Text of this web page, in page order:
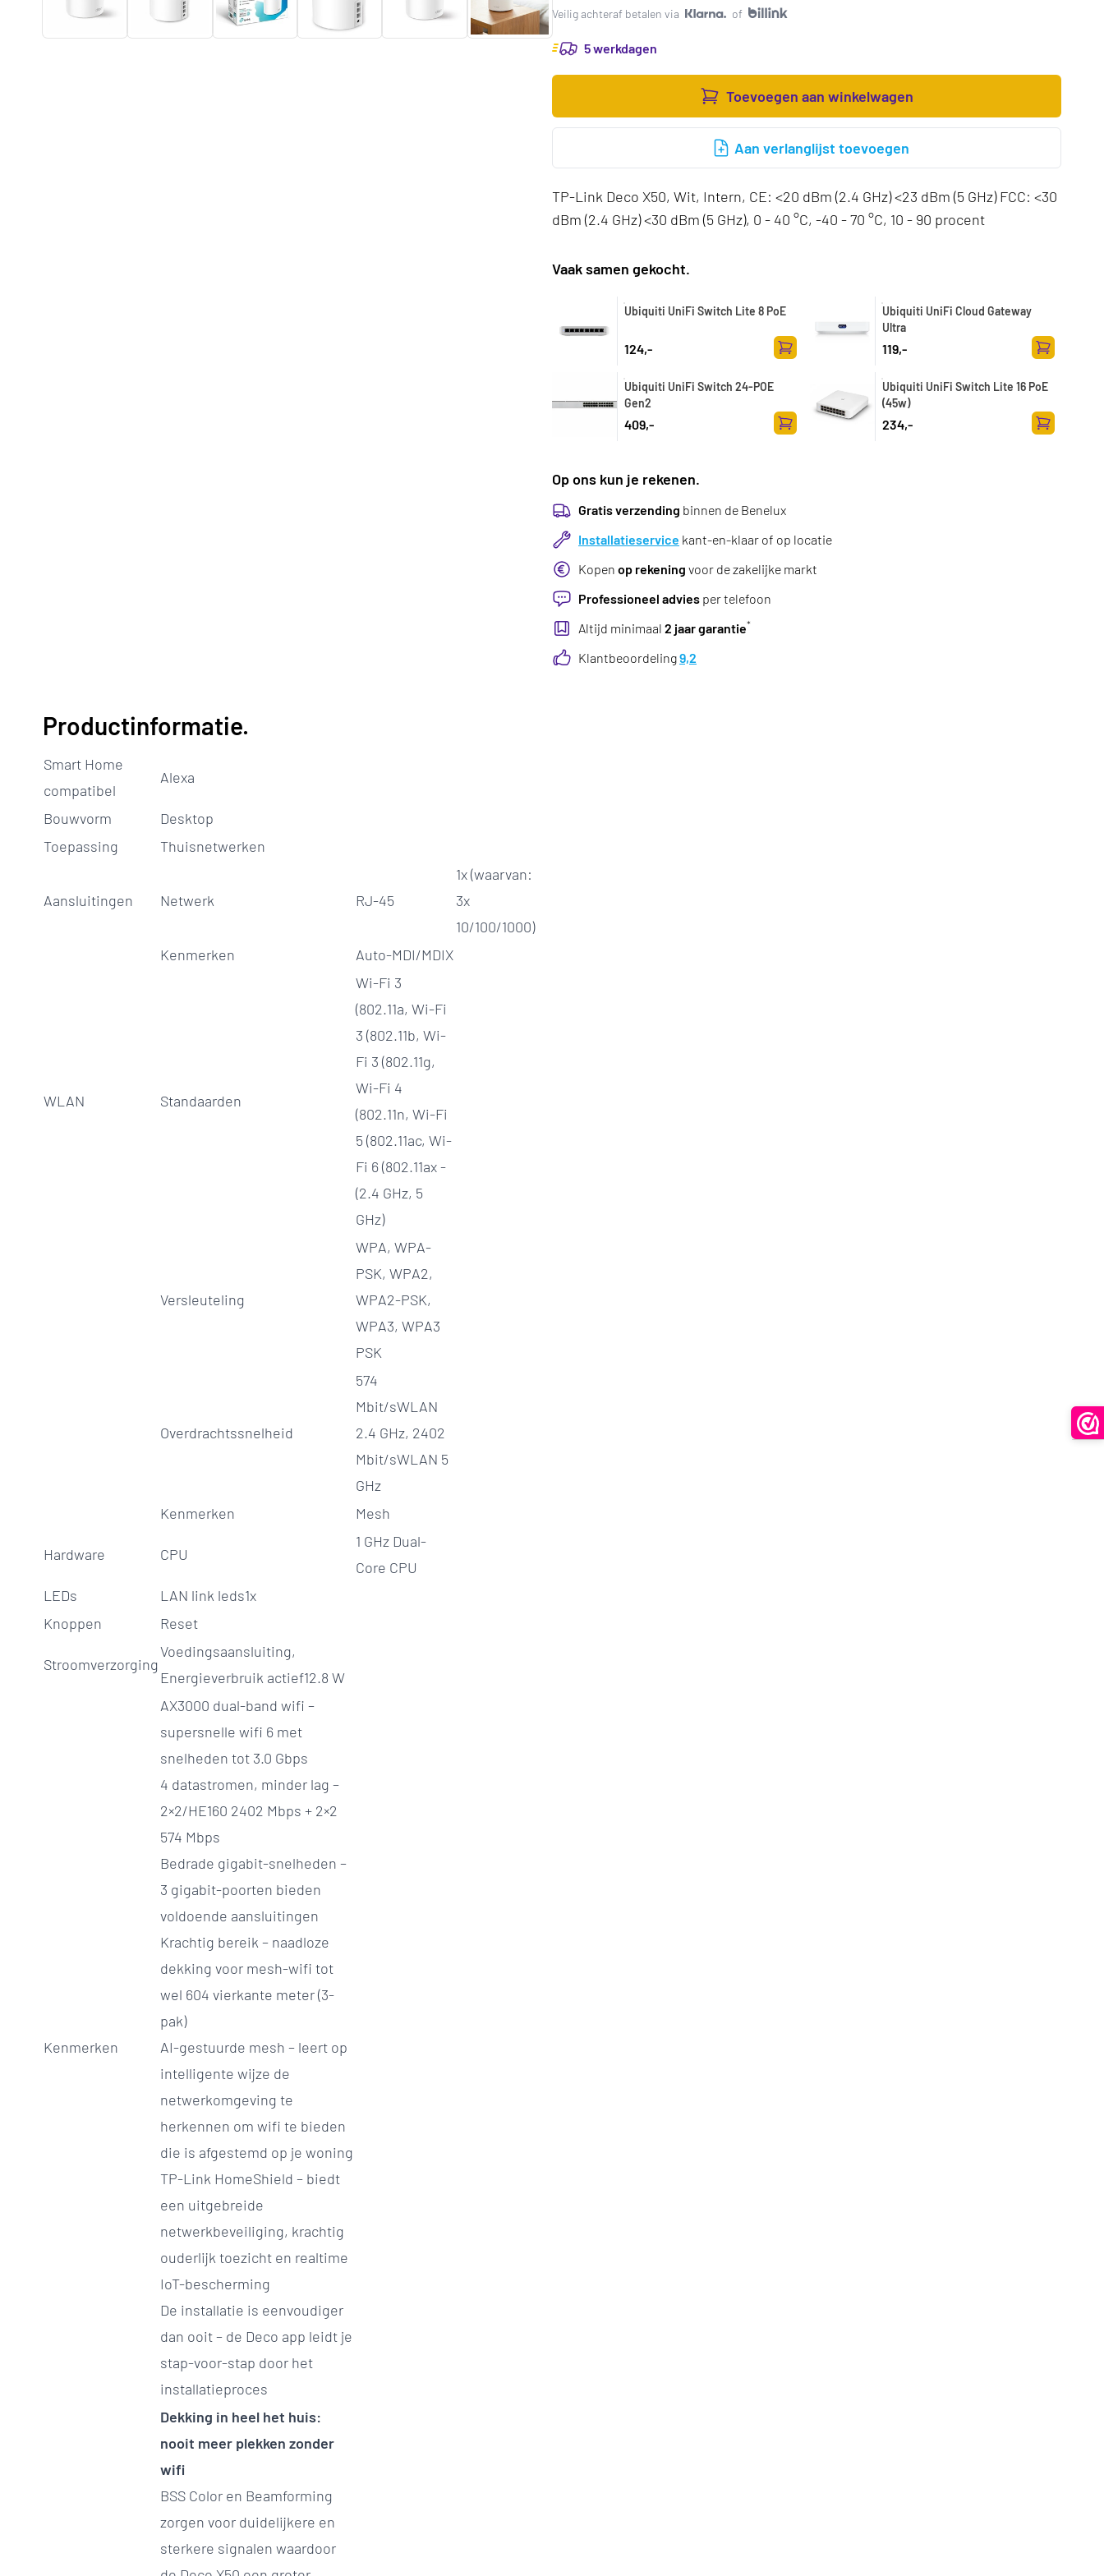
Veilig achteraf betalen via of
5 werkdagen
Toevoegen aan winkelwagen
Aan verlanglijst toevoegen
TP-Link Deco X50, Wit, Intern, CE: <20 dBm (2.4 GHz) <23 dBm (5 GHz) FCC: <30
dBm (2.4 GHz) <30 dBm (5 GHz), 0 - 40 °C, -40 - 70 °C, 10 - 90 procent
Vaak samen gekocht.
Ubiquiti UniFi Switch Lite 8 PoE
124,-
Toevoegen aan winkelwagen
Ubiquiti UniFi Cloud Gateway
Ultra
119,-
Toevoegen
Ubiquiti UniFi Switch 24-POE
Gen2
409,-
Toevoegen aan winkelwagen
Ubiquiti UniFi Switch Lite 16 PoE
(45w)
234,-
Toevoegen
Op ons kun je rekenen.
Gratis verzending binnen de Benelux
Installatieservice kant-en-klaar of op locatie
Kopen op rekening voor de zakelijke markt
Professioneel advies per telefoon
Altijd minimaal 2 jaar garantie*
Klantbeoordeling9,2
Productinformatie.
Smart Home
compatibel
Alexa
Bouwvorm
Desktop
Toepassing
Thuisnetwerken
Aansluitingen Netwerk RJ-45
1x (waarvan:
3x
10/100/1000)
Kenmerken
Auto-MDI/MDIX
WLAN Standaarden
Wi-Fi 3
(802.11a, Wi-Fi
3 (802.11b, Wi-
Fi 3 (802.11g,
Wi-Fi 4
(802.11n, Wi-Fi
5 (802.11ac, Wi-
Fi 6 (802.11ax -
(2.4 GHz, 5
GHz)
Versleuteling
WPA, WPA-
PSK, WPA2,
WPA2-PSK,
WPA3, WPA3
PSK
Overdrachtssnelheid
574
Mbit/sWLAN
2.4 GHz, 2402
Mbit/sWLAN 5
GHz
Kenmerken
Mesh
Hardware CPU
1 GHz Dual-
Core CPU
LEDs
LAN link leds1x
Knoppen
Reset
Stroomverzorging
Voedingsaansluiting,
Energieverbruik actief12.8 W
Kenmerken
AX3000 dual-band wifi –
supersnelle wifi 6 met
snelheden tot 3.0 Gbps
4 datastromen, minder lag –
2×2/HE160 2402 Mbps + 2×2
574 Mbps
Bedrade gigabit-snelheden –
3 gigabit-poorten bieden
voldoende aansluitingen
Krachtig bereik – naadloze
dekking voor mesh-wifi tot
wel 604 vierkante meter (3-
pak)
AI-gestuurde mesh – leert op
intelligente wijze de
netwerkomgeving te
herkennen om wifi te bieden
die is afgestemd op je woning
TP-Link HomeShield – biedt
een uitgebreide
netwerkbeveiliging, krachtig
ouderlijk toezicht en realtime
IoT-bescherming
De installatie is eenvoudiger
dan ooit – de Deco app leidt je
stap-voor-stap door het
installatieproces
Dekking in heel het huis:
nooit meer plekken zonder
wifi
BSS Color en Beamforming
zorgen voor duidelijkere en
sterkere signalen waardoor